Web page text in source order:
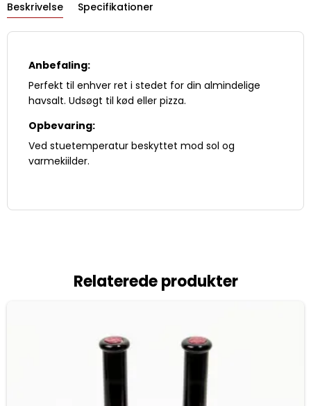
Beskrivelse Specifikationer
Anbefaling:
Perfekt til enhver ret i stedet for din almindelige
havsalt. Udsøgt til kød eller pizza.
Opbevaring:
Ved stuetemperatur beskyttet mod sol og
varmekiilder.
Relaterede produkter